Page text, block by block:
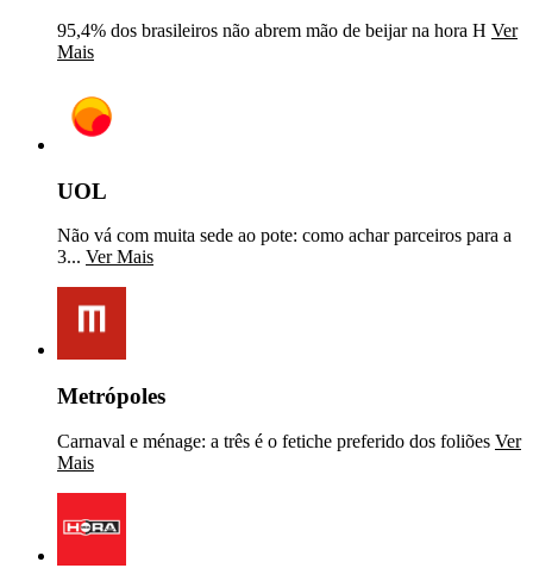
95,4% dos brasileiros não abrem mão de beijar na hora H Ver
Mais
UOL
Não vá com muita sede ao pote: como achar parceiros para a
3... Ver Mais
Metrópoles
Carnaval e ménage: a três é o fetiche preferido dos foliões Ver
Mais